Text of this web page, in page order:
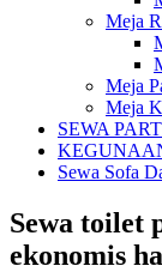
Meja
Meja
Meja
SEWA
Sewa Sofa
Sewa toilet
ekonomis